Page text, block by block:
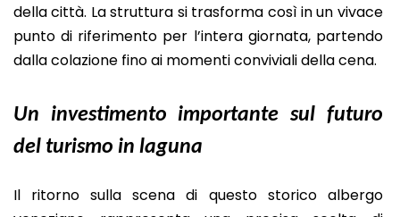
della città. La struttura si trasforma così in un vivace
punto di riferimento per l’intera giornata, partendo
dalla colazione fino ai momenti conviviali della cena.
Un investimento importante sul futuro
del turismo in laguna
Il ritorno sulla scena di questo storico albergo